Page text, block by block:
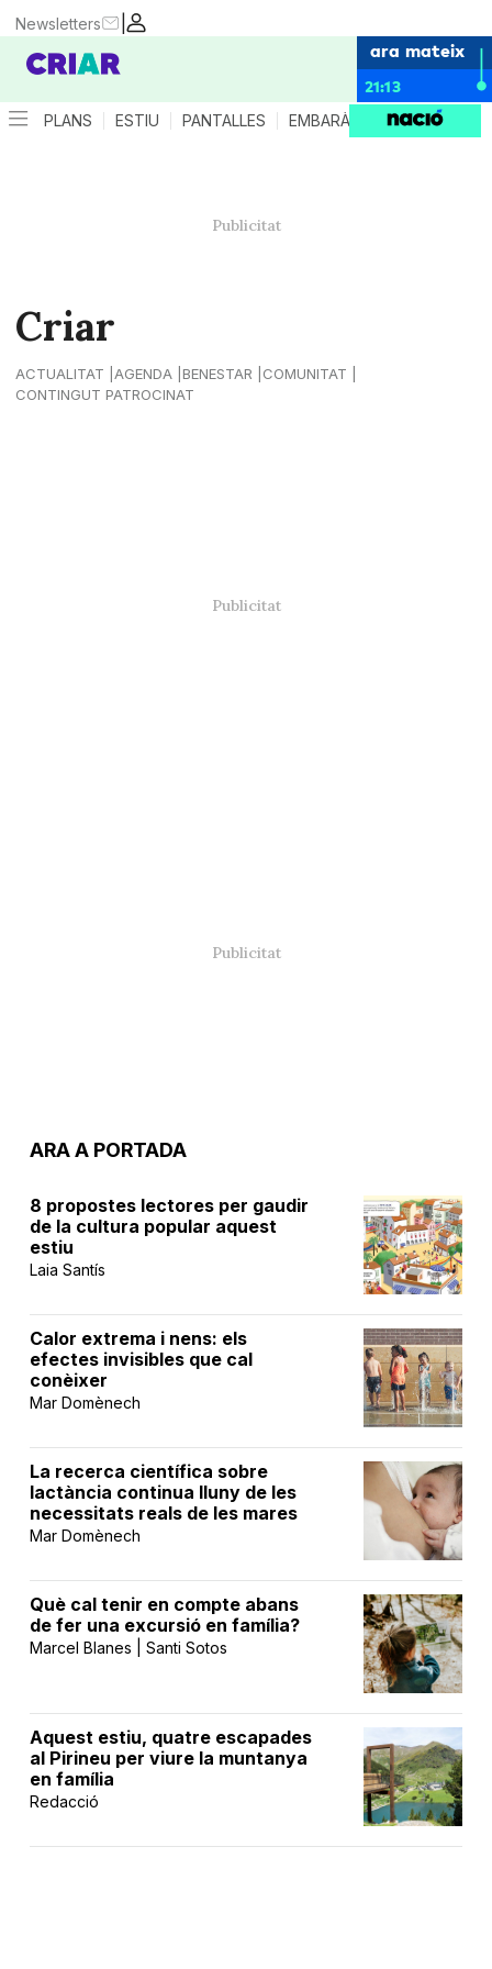
|
Newsletters
ara mateix
21:13
PLANS ESTIU PANTALLES EMBARÀS CRIANÇA
Criar
ACTUALITAT AGENDA BENESTAR
COMUNITAT
CONTINGUT PATROCINAT
ARA A PORTADA
8 propostes lectores per gaudir
de la cultura popular aquest
estiu
Laia Santís
Calor extrema i nens: els
efectes invisibles que cal
conèixer
Mar Domènech
La recerca científica sobre
lactància continua lluny de les
necessitats reals de les mares
Mar Domènech
Què cal tenir en compte abans
de fer una excursió en família?
Marcel Blanes | Santi Sotos
Aquest estiu, quatre escapades
al Pirineu per viure la muntanya
en família
Redacció